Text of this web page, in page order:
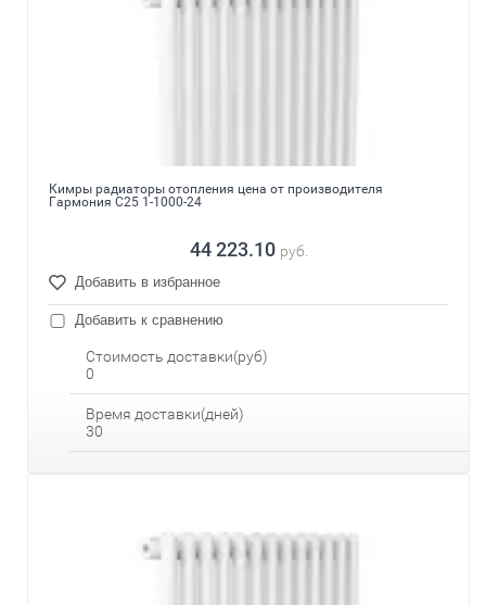
Кимры радиаторы отопления цена от производителя
Гармония С25 1-1000-24
44 223.10 руб.
Добавить в избранное
Добавить к сравнению
Стоимость доставки(руб)
0
Время доставки(дней)
30